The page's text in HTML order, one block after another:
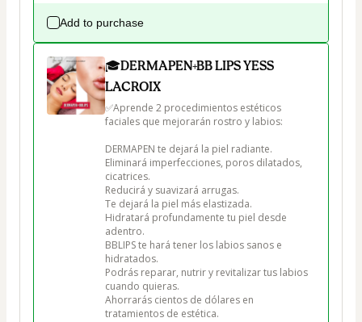
Add to purchase
🎓DERMAPEN+BB LIPS YESS
LACROIX
✅Aprende 2 procedimientos estéticos
faciales que mejorarán rostro y labios:
DERMAPEN te dejará la piel radiante.
Eliminará imperfecciones, poros dilatados,
cicatrices.
Reducirá y suavizará arrugas.
Te dejará la piel más elastizada.
Hidratará profundamente tu piel desde
adentro.
BBLIPS te hará tener los labios sanos e
hidratados.
Podrás reparar, nutrir y revitalizar tus labios
cuando quieras.
Ahorrarás cientos de dólares en
tratamientos de estética.